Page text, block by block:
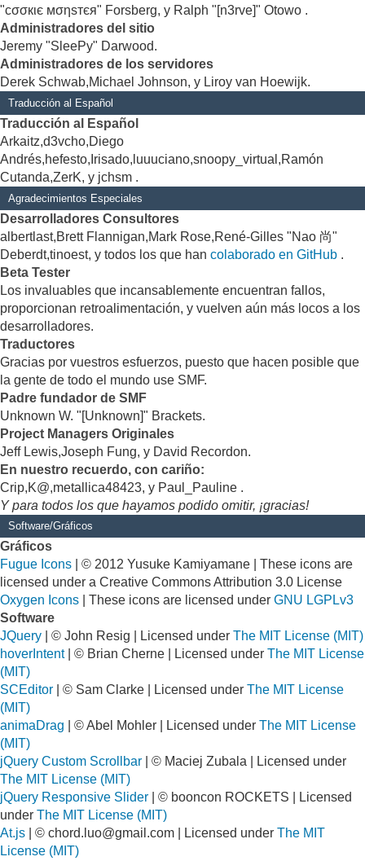
"cσσкιє мσηѕтєя" Forsberg, y Ralph "[n3rve]" Otowo .
Administradores del sitio
Jeremy "SleePy" Darwood.
Administradores de los servidores
Derek Schwab,Michael Johnson, y Liroy van Hoewijk.
Traducción al Español
Traducción al Español
Arkaitz,d3vcho,Diego
Andrés,hefesto,Irisado,luuuciano,snoopy_virtual,Ramón
Cutanda,ZerK, y jchsm .
Agradecimientos Especiales
Desarrolladores Consultores
albertlast,Brett Flannigan,Mark Rose,René-Gilles "Nao 尚"
Deberdt,tinoest, y todos los que han colaborado en GitHub .
Beta Tester
Los invaluables que incansablemente encuentran fallos,
proporcionan retroalimentación, y vuelven aún más locos a los
desarrolladores.
Traductores
Gracias por vuestros esfuerzos, puesto que hacen posible que
la gente de todo el mundo use SMF.
Padre fundador de SMF
Unknown W. "[Unknown]" Brackets.
Project Managers Originales
Jeff Lewis,Joseph Fung, y David Recordon.
En nuestro recuerdo, con cariño:
Crip,K@,metallica48423, y Paul_Pauline .
Y para todos los que hayamos podido omitir, ¡gracias!
Software/Gráficos
Gráficos
Fugue Icons | © 2012 Yusuke Kamiyamane | These icons are
licensed under a Creative Commons Attribution 3.0 License
Oxygen Icons | These icons are licensed under GNU LGPLv3
Software
JQuery | © John Resig | Licensed under The MIT License (MIT)
hoverIntent| © Brian Cherne | Licensed under The MIT License
(MIT)
SCEditor | © Sam Clarke | Licensed under The MIT License
(MIT)
animaDrag | © Abel Mohler | Licensed under The MIT License
(MIT)
jQuery Custom Scrollbar | © Maciej Zubala | Licensed under
The MIT License (MIT)
jQuery Responsive Slider | © booncon ROCKETS | Licensed
under The MIT License (MIT)
At.js | © chord.luo@gmail.com | Licensed under The MIT
License (MIT)